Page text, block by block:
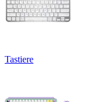
Tastiere